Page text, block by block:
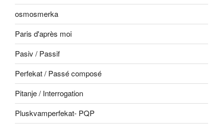
osmosmerka
Paris d'après moi
Pasiv / Passif
Perfekat / Passé composé
Pitanje / Interrogation
Pluskvamperfekat- PQP